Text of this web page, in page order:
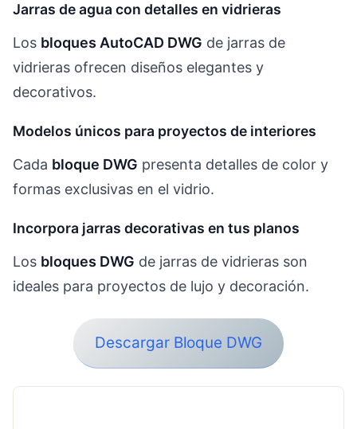
Jarras de agua con detalles en vidrieras
Los bloques AutoCAD DWG de jarras de
vidrieras ofrecen diseños elegantes y
decorativos.
Modelos únicos para proyectos de interiores
Cada bloque DWG presenta detalles de color y
formas exclusivas en el vidrio.
Incorpora jarras decorativas en tus planos
Los bloques DWG de jarras de vidrieras son
ideales para proyectos de lujo y decoración.
Descargar Bloque DWG